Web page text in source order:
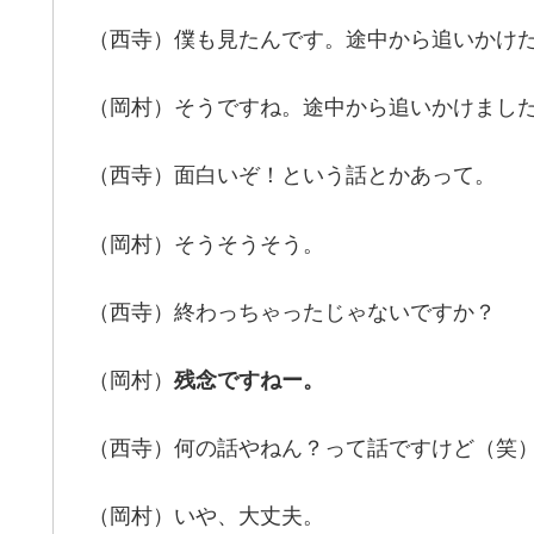
（西寺）僕も見たんです。途中から追いかけ
（岡村）そうですね。途中から追いかけました
（西寺）面白いぞ！という話とかあって。
（岡村）そうそうそう。
（西寺）終わっちゃったじゃないですか？
（岡村） 残念ですねー。
（西寺）何の話やねん？って話ですけど（笑）
（岡村）いや、大丈夫。